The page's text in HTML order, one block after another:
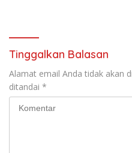
Tinggalkan Balasan
Alamat email Anda tidak akan
ditandai *